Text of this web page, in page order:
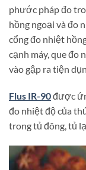
phước pháp đo
hồng ngoại và đo
cổng đo nhiệt
cạnh máy, que đo
vào gập ra tiện
Flus IR-90được
đo nhiệt độ của
trong tủ đông, tủ